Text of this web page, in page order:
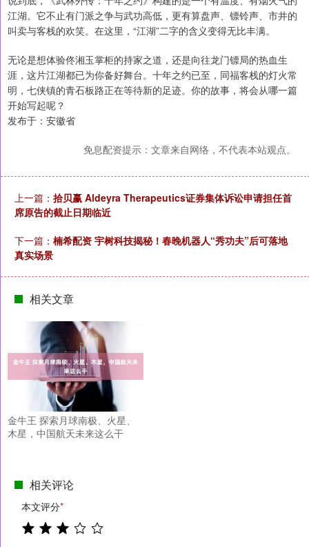
江湖。它不止有门派之争与武功高低，更有算盘声、镖铃声、市井的
叫卖与客栈的欢笑。在这里，“江湖”二字的含义变得无比丰满。
无论是想体验佟湘玉掌柜的持家之道，还是向往龙门镖局的热血生
涯，这片江湖都已为你备好舞台。十年之约已至，同福客栈的灯火常
明，七侠镇的青石板路正在等待新的足迹。你的故事，将会从哪一篇
开始写起呢？
发布于：安徽省
免息配资提示：文章来自网络，不代表本站观点。
上一篇： 拾贝赢 Aldeyra Therapeutics证券集体诉讼申请担任首
席原告的截止日期临近
下一篇： 楠希配资 宇树科技揭秘！春晚机器人“秀功夫”后可落地
真实场景
相关文章
金牛王 探索月球南极、火星、
木星，中国航天未来这么干
相关评论
本文评分*